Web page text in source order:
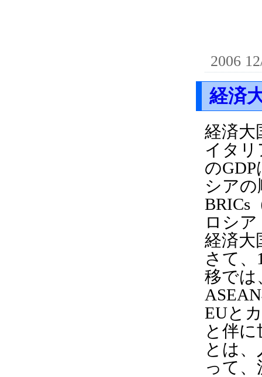
2006
経済
経済大
イタリ
の
シア
BRICs
ロシア
経済大
さて、
移では
EUと
と伴
とは
って